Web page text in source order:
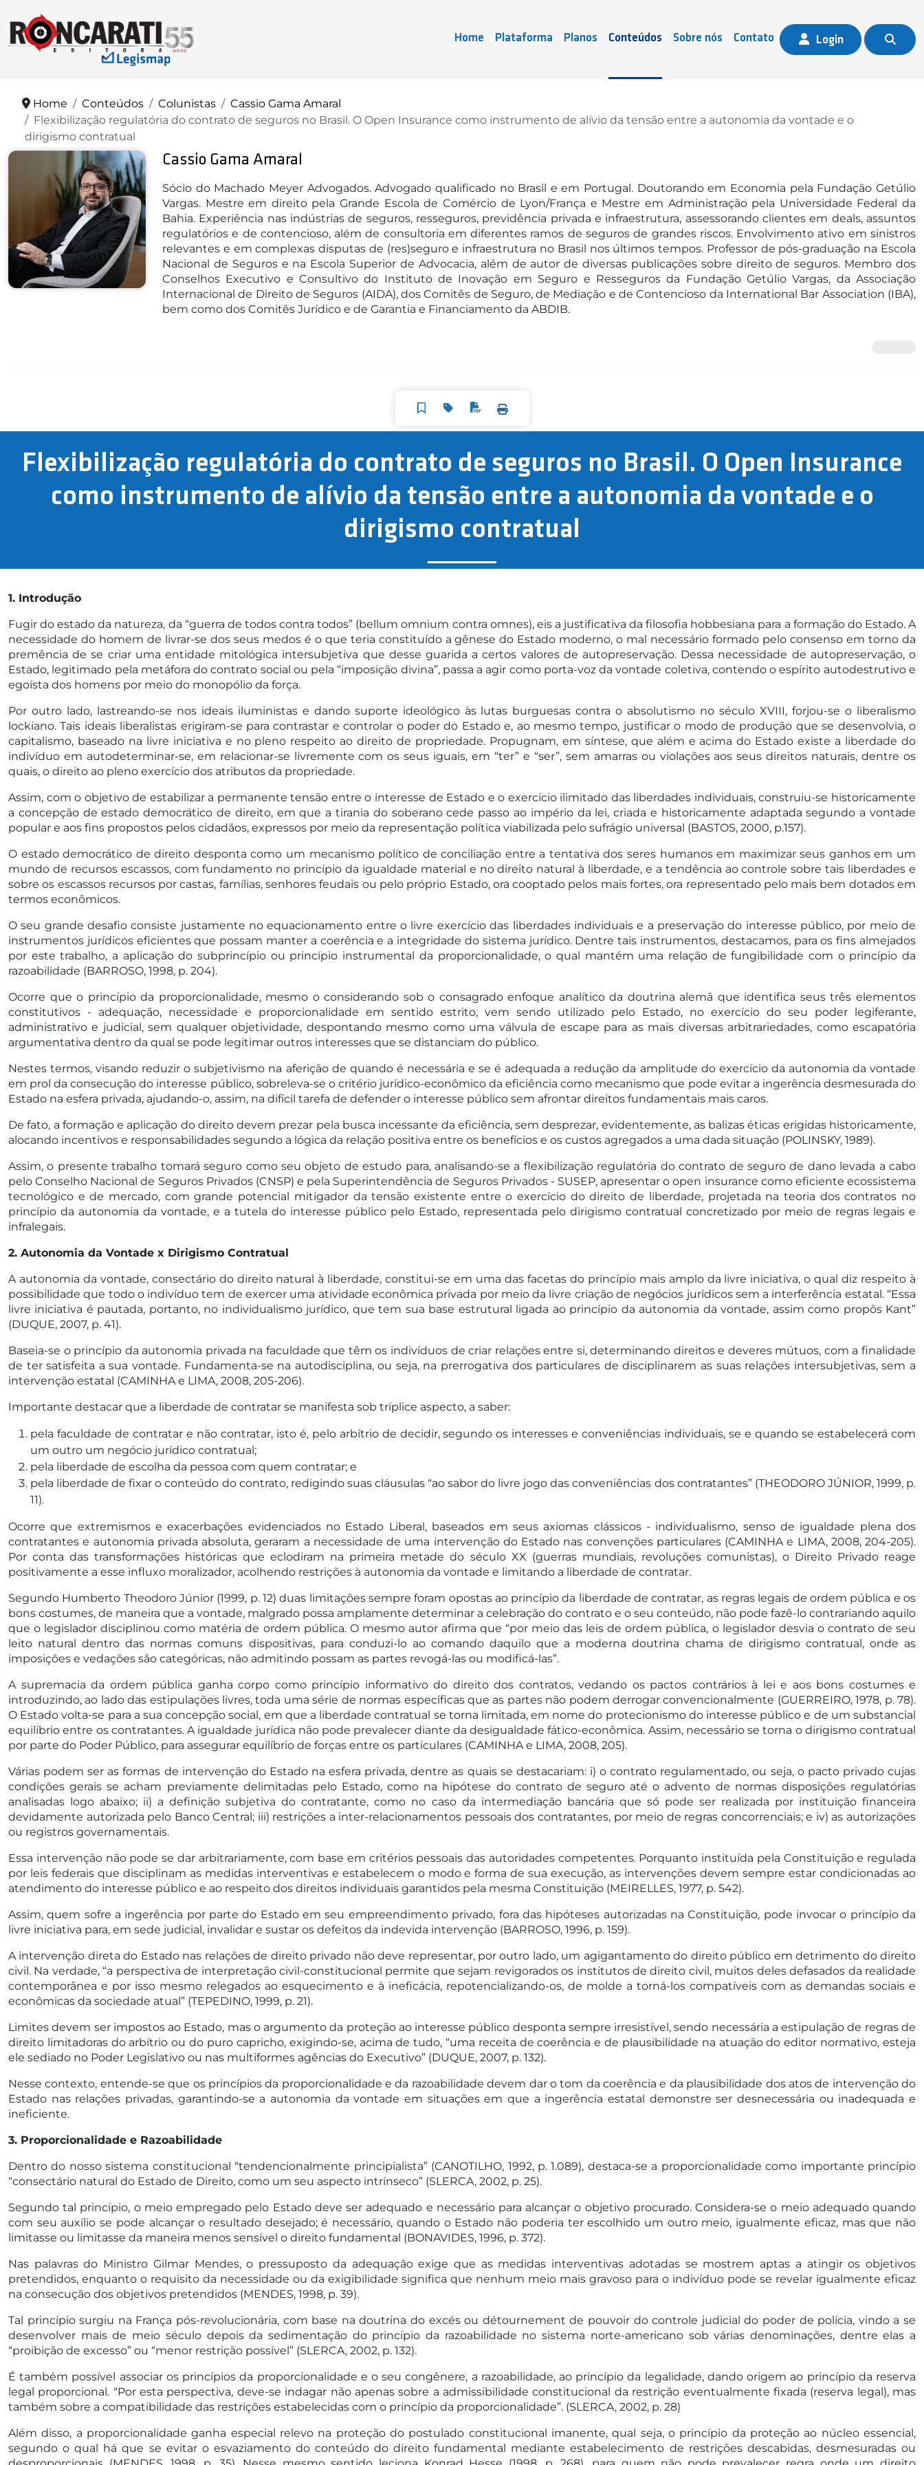
Home Plataforma Planos Conteúdos Sobre nós Contato Login
Home Conteúdos Colunistas
Cassio Gama Amaral
Flexibilização regulatória do contrato de seguros no Brasil. O Open Insurance como instrumento de alívio da tensão entre a autonomia da vontade e o
dirigismo contratual
Cassio Gama Amaral
Sócio do Machado Meyer Advogados. Advogado qualificado no Brasil e em Portugal. Doutorando em Economia pela Fundação Getúlio
Vargas. Mestre em direito pela Grande Escola de Comércio de Lyon/França e Mestre em Administração pela Universidade Federal da
Bahia. Experiência nas indústrias de seguros, resseguros, previdência privada e infraestrutura, assessorando clientes em deals, assuntos
regulatórios e de contencioso, além de consultoria em diferentes ramos de seguros de grandes riscos. Envolvimento ativo em sinistros
relevantes e em complexas disputas de (res)seguro e infraestrutura no Brasil nos últimos tempos. Professor de pós-graduação na Escola
Nacional de Seguros e na Escola Superior de Advocacia, além de autor de diversas publicações sobre direito de seguros. Membro dos
Conselhos Executivo e Consultivo do Instituto de Inovação em Seguro e Resseguros da Fundação Getúlio Vargas, da Associação
Internacional de Direito de Seguros (AIDA), dos Comitês de Seguro, de Mediação e de Contencioso da International Bar Association (IBA),
bem como dos Comitês Jurídico e de Garantia e Financiamento da ABDIB.
Flexibilização regulatória do contrato de seguros no Brasil. O Open Insurance
como instrumento de alívio da tensão entre a autonomia da vontade e o
dirigismo contratual
1. Introdução
Fugir do estado da natureza, da “guerra de todos contra todos” (bellum omnium contra omnes), eis a justificativa da filosofia hobbesiana para a formação do Estado. A
necessidade do homem de livrar-se dos seus medos é o que teria constituído a gênese do Estado moderno, o mal necessário formado pelo consenso em torno da
premência de se criar uma entidade mitológica intersubjetiva que desse guarida a certos valores de autopreservação. Dessa necessidade de autopreservação, o
Estado, legitimado pela metáfora do contrato social ou pela “imposição divina”, passa a agir como porta-voz da vontade coletiva, contendo o espírito autodestrutivo e
egoísta dos homens por meio do monopólio da força.
Por outro lado, lastreando-se nos ideais iluministas e dando suporte ideológico às lutas burguesas contra o absolutismo no século XVIII, forjou-se o liberalismo
lockiano. Tais ideais liberalistas erigiram-se para contrastar e controlar o poder do Estado e, ao mesmo tempo, justificar o modo de produção que se desenvolvia, o
capitalismo, baseado na livre iniciativa e no pleno respeito ao direito de propriedade. Propugnam, em síntese, que além e acima do Estado existe a liberdade do
indivíduo em autodeterminar-se, em relacionar-se livremente com os seus iguais, em “ter” e “ser”, sem amarras ou violações aos seus direitos naturais, dentre os
quais, o direito ao pleno exercício dos atributos da propriedade.
Assim, com o objetivo de estabilizar a permanente tensão entre o interesse de Estado e o exercício ilimitado das liberdades individuais, construiu-se historicamente
a concepção de estado democrático de direito, em que a tirania do soberano cede passo ao império da lei, criada e historicamente adaptada segundo a vontade
popular e aos fins propostos pelos cidadãos, expressos por meio da representação política viabilizada pelo sufrágio universal (BASTOS, 2000, p.157).
O estado democrático de direito desponta como um mecanismo político de conciliação entre a tentativa dos seres humanos em maximizar seus ganhos em um
mundo de recursos escassos, com fundamento no princípio da igualdade material e no direito natural à liberdade, e a tendência ao controle sobre tais liberdades e
sobre os escassos recursos por castas, famílias, senhores feudais ou pelo próprio Estado, ora cooptado pelos mais fortes, ora representado pelo mais bem dotados em
termos econômicos.
O seu grande desafio consiste justamente no equacionamento entre o livre exercício das liberdades individuais e a preservação do interesse público, por meio de
instrumentos jurídicos eficientes que possam manter a coerência e a integridade do sistema jurídico. Dentre tais instrumentos, destacamos, para os fins almejados
por este trabalho, a aplicação do subprincípio ou princípio instrumental da proporcionalidade, o qual mantém uma relação de fungibilidade com o princípio da
razoabilidade (BARROSO, 1998, p. 204).
Ocorre que o princípio da proporcionalidade, mesmo o considerando sob o consagrado enfoque analítico da doutrina alemã que identifica seus três elementos
constitutivos - adequação, necessidade e proporcionalidade em sentido estrito, vem sendo utilizado pelo Estado, no exercício do seu poder legiferante,
administrativo e judicial, sem qualquer objetividade, despontando mesmo como uma válvula de escape para as mais diversas arbitrariedades, como escapatória
argumentativa dentro da qual se pode legitimar outros interesses que se distanciam do público.
Nestes termos, visando reduzir o subjetivismo na aferição de quando é necessária e se é adequada a redução da amplitude do exercício da autonomia da vontade
em prol da consecução do interesse público, sobreleva-se o critério jurídico-econômico da eficiência como mecanismo que pode evitar a ingerência desmesurada do
Estado na esfera privada, ajudando-o, assim, na difícil tarefa de defender o interesse público sem afrontar direitos fundamentais mais caros.
De fato, a formação e aplicação do direito devem prezar pela busca incessante da eficiência, sem desprezar, evidentemente, as balizas éticas erigidas historicamente,
alocando incentivos e responsabilidades segundo a lógica da relação positiva entre os benefícios e os custos agregados a uma dada situação (POLINSKY, 1989).
Assim, o presente trabalho tomará seguro como seu objeto de estudo para, analisando-se a flexibilização regulatória do contrato de seguro de dano levada a cabo
pelo Conselho Nacional de Seguros Privados (CNSP) e pela Superintendência de Seguros Privados - SUSEP, apresentar o open insurance como eficiente ecossistema
tecnológico e de mercado, com grande potencial mitigador da tensão existente entre o exercício do direito de liberdade, projetada na teoria dos contratos no
princípio da autonomia da vontade, e a tutela do interesse público pelo Estado, representada pelo dirigismo contratual concretizado por meio de regras legais e
infralegais.
2. Autonomia da Vontade x Dirigismo Contratual
A autonomia da vontade, consectário do direito natural à liberdade, constitui-se em uma das facetas do princípio mais amplo da livre iniciativa, o qual diz respeito à
possibilidade que todo o indivíduo tem de exercer uma atividade econômica privada por meio da livre criação de negócios jurídicos sem a interferência estatal. “Essa
livre iniciativa é pautada, portanto, no individualismo jurídico, que tem sua base estrutural ligada ao princípio da autonomia da vontade, assim como propôs Kant”
(DUQUE, 2007, p. 41).
Baseia-se o princípio da autonomia privada na faculdade que têm os indivíduos de criar relações entre si, determinando direitos e deveres mútuos, com a finalidade
de ter satisfeita a sua vontade. Fundamenta-se na autodisciplina, ou seja, na prerrogativa dos particulares de disciplinarem as suas relações intersubjetivas, sem a
intervenção estatal (CAMINHA e LIMA, 2008, 205-206).
Importante destacar que a liberdade de contratar se manifesta sob tríplice aspecto, a saber:
pela faculdade de contratar e não contratar, isto é, pelo arbítrio de decidir, segundo os interesses e conveniências individuais, se e quando se estabelecerá com
um outro um negócio jurídico contratual;
pela liberdade de escolha da pessoa com quem contratar; e
pela liberdade de fixar o conteúdo do contrato, redigindo suas cláusulas “ao sabor do livre jogo das conveniências dos contratantes” (THEODORO JÚNIOR, 1999, p.
11).
Ocorre que extremismos e exacerbações evidenciados no Estado Liberal, baseados em seus axiomas clássicos - individualismo, senso de igualdade plena dos
contratantes e autonomia privada absoluta, geraram a necessidade de uma intervenção do Estado nas convenções particulares (CAMINHA e LIMA, 2008, 204-205).
Por conta das transformações históricas que eclodiram na primeira metade do século XX (guerras mundiais, revoluções comunistas), o Direito Privado reage
positivamente a esse influxo moralizador, acolhendo restrições à autonomia da vontade e limitando a liberdade de contratar.
Segundo Humberto Theodoro Júnior (1999, p. 12) duas limitações sempre foram opostas ao princípio da liberdade de contratar, as regras legais de ordem pública e os
bons costumes, de maneira que a vontade, malgrado possa amplamente determinar a celebração do contrato e o seu conteúdo, não pode fazê-lo contrariando aquilo
que o legislador disciplinou como matéria de ordem pública. O mesmo autor afirma que “por meio das leis de ordem pública, o legislador desvia o contrato de seu
leito natural dentro das normas comuns dispositivas, para conduzi-lo ao comando daquilo que a moderna doutrina chama de dirigismo contratual, onde as
imposições e vedações são categóricas, não admitindo possam as partes revogá-las ou modificá-las”.
A supremacia da ordem pública ganha corpo como princípio informativo do direito dos contratos, vedando os pactos contrários à lei e aos bons costumes e
introduzindo, ao lado das estipulações livres, toda uma série de normas específicas que as partes não podem derrogar convencionalmente (GUERREIRO, 1978, p. 78).
O Estado volta-se para a sua concepção social, em que a liberdade contratual se torna limitada, em nome do protecionismo do interesse público e de um substancial
equilíbrio entre os contratantes. A igualdade jurídica não pode prevalecer diante da desigualdade fático-econômica. Assim, necessário se torna o dirigismo contratual
por parte do Poder Público, para assegurar equilíbrio de forças entre os particulares (CAMINHA e LIMA, 2008, 205).
Várias podem ser as formas de intervenção do Estado na esfera privada, dentre as quais se destacariam: i) o contrato regulamentado, ou seja, o pacto privado cujas
condições gerais se acham previamente delimitadas pelo Estado, como na hipótese do contrato de seguro até o advento de normas disposições regulatórias
analisadas logo abaixo; ii) a definição subjetiva do contratante, como no caso da intermediação bancária que só pode ser realizada por instituição financeira
devidamente autorizada pelo Banco Central; iii) restrições a inter-relacionamentos pessoais dos contratantes, por meio de regras concorrenciais; e iv) as autorizações
ou registros governamentais.
Essa intervenção não pode se dar arbitrariamente, com base em critérios pessoais das autoridades competentes. Porquanto instituída pela Constituição e regulada
por leis federais que disciplinam as medidas interventivas e estabelecem o modo e forma de sua execução, as intervenções devem sempre estar condicionadas ao
atendimento do interesse público e ao respeito dos direitos individuais garantidos pela mesma Constituição (MEIRELLES, 1977, p. 542).
Assim, quem sofre a ingerência por parte do Estado em seu empreendimento privado, fora das hipóteses autorizadas na Constituição, pode invocar o princípio da
livre iniciativa para, em sede judicial, invalidar e sustar os defeitos da indevida intervenção (BARROSO, 1996, p. 159).
A intervenção direta do Estado nas relações de direito privado não deve representar, por outro lado, um agigantamento do direito público em detrimento do direito
civil. Na verdade, “a perspectiva de interpretação civil-constitucional permite que sejam revigorados os institutos de direito civil, muitos deles defasados da realidade
contemporânea e por isso mesmo relegados ao esquecimento e à ineficácia, repotencializando-os, de molde a torná-los compatíveis com as demandas sociais e
econômicas da sociedade atual” (TEPEDINO, 1999, p. 21).
Limites devem ser impostos ao Estado, mas o argumento da proteção ao interesse público desponta sempre irresistível, sendo necessária a estipulação de regras de
direito limitadoras do arbítrio ou do puro capricho, exigindo-se, acima de tudo, “uma receita de coerência e de plausibilidade na atuação do editor normativo, esteja
ele sediado no Poder Legislativo ou nas multiformes agências do Executivo” (DUQUE, 2007, p. 132).
Nesse contexto, entende-se que os princípios da proporcionalidade e da razoabilidade devem dar o tom da coerência e da plausibilidade dos atos de intervenção do
Estado nas relações privadas, garantindo-se a autonomia da vontade em situações em que a ingerência estatal demonstre ser desnecessária ou inadequada e
ineficiente.
3. Proporcionalidade e Razoabilidade
Dentro do nosso sistema constitucional “tendencionalmente principialista” (CANOTILHO, 1992, p. 1.089), destaca-se a proporcionalidade como importante princípio
“consectário natural do Estado de Direito, como um seu aspecto intrínseco” (SLERCA, 2002, p. 25).
Segundo tal princípio, o meio empregado pelo Estado deve ser adequado e necessário para alcançar o objetivo procurado. Considera-se o meio adequado quando
com seu auxílio se pode alcançar o resultado desejado; é necessário, quando o Estado não poderia ter escolhido um outro meio, igualmente eficaz, mas que não
limitasse ou limitasse da maneira menos sensível o direito fundamental (BONAVIDES, 1996, p. 372).
Nas palavras do Ministro Gilmar Mendes, o pressuposto da adequação exige que as medidas interventivas adotadas se mostrem aptas a atingir os objetivos
pretendidos, enquanto o requisito da necessidade ou da exigibilidade significa que nenhum meio mais gravoso para o indivíduo pode se revelar igualmente eficaz
na consecução dos objetivos pretendidos (MENDES, 1998, p. 39).
Tal princípio surgiu na França pós-revolucionária, com base na doutrina do excés ou détournement de pouvoir do controle judicial do poder de polícia, vindo a se
desenvolver mais de meio século depois da sedimentação do princípio da razoabilidade no sistema norte-americano sob várias denominações, dentre elas a
“proibição de excesso” ou “menor restrição possível” (SLERCA, 2002, p. 132).
É também possível associar os princípios da proporcionalidade e o seu congênere, a razoabilidade, ao princípio da legalidade, dando origem ao princípio da reserva
legal proporcional. “Por esta perspectiva, deve-se indagar não apenas sobre a admissibilidade constitucional da restrição eventualmente fixada (reserva legal), mas
também sobre a compatibilidade das restrições estabelecidas com o princípio da proporcionalidade”. (SLERCA, 2002, p. 28)
Além disso, a proporcionalidade ganha especial relevo na proteção do postulado constitucional imanente, qual seja, o princípio da proteção ao núcleo essencial,
segundo o qual há que se evitar o esvaziamento do conteúdo do direito fundamental mediante estabelecimento de restrições descabidas, desmesuradas ou